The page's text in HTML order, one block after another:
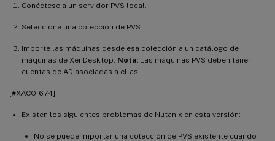
Conéctese a un servidor PVS local.
Seleccione una colección de PVS.
Importe las máquinas desde esa colección a un catálogo de
máquinas de XenDesktop. Nota: Las máquinas PVS deben tener
cuentas de AD asociadas a ellas.
[#XACO-674]
Existen los siguientes problemas de Nutanix en esta versión:
No se puede importar una colección de PVS existente cuando